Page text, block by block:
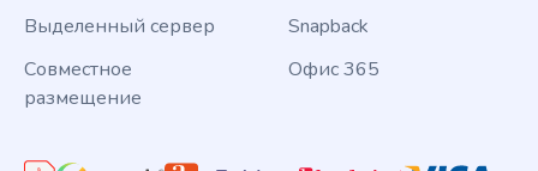
Выделенный сервер
Совместное
размещение
Snapback
Офис 365